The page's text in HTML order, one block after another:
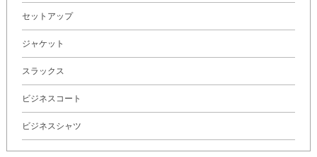
セットアップ
ジャケット
スラックス
ビジネスコート
ビジネスシャツ